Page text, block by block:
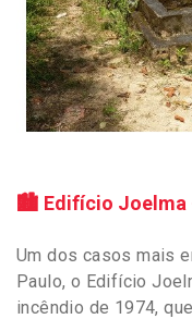
🏙️ Edifício Joelma
Um dos casos mais
Paulo, o Edifício
incêndio de 1974,